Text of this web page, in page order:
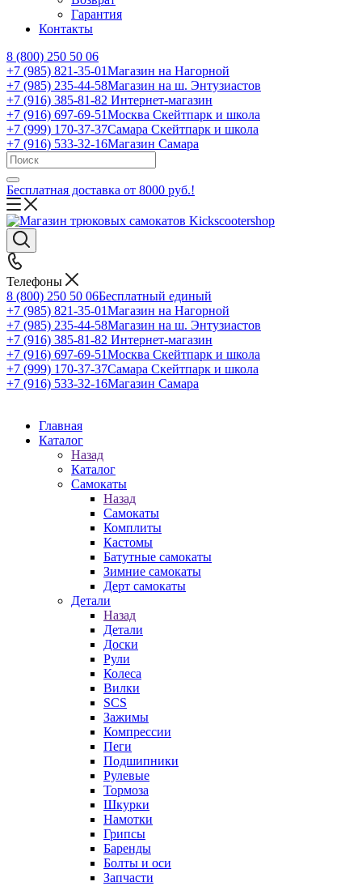
Гарантия
Контакты
8 (800) 250 50 06
+7 (985) 821-35-01Магазин на Нагорной
+7 (985) 235-44-58Магазин на ш. Энтузиастов
+7 (916) 385-81-82 Интернет-магазин
+7 (916) 697-69-51Москва Скейтпарк и школа
+7 (999) 170-37-37Самара Скейтпарк и школа
+7 (916) 533-32-16Магазин Самара
Бесплатная доставка от 8000 руб.!
Телефоны
8 (800) 250 50 06Бесплатный единый
+7 (985) 821-35-01Магазин на Нагорной
+7 (985) 235-44-58Магазин на ш. Энтузиастов
+7 (916) 385-81-82 Интернет-магазин
+7 (916) 697-69-51Москва Скейтпарк и школа
+7 (999) 170-37-37Самара Скейтпарк и школа
+7 (916) 533-32-16Магазин Самара
Главная
Каталог
Назад
Каталог
Самокаты
Назад
Самокаты
Комплиты
Кастомы
Батутные самокаты
Зимние самокаты
Дерт самокаты
Детали
Назад
Детали
Доски
Рули
Колеса
Вилки
SCS
Зажимы
Компрессии
Пеги
Подшипники
Рулевые
Тормоза
Шкурки
Намотки
Грипсы
Баренды
Болты и оси
Запчасти